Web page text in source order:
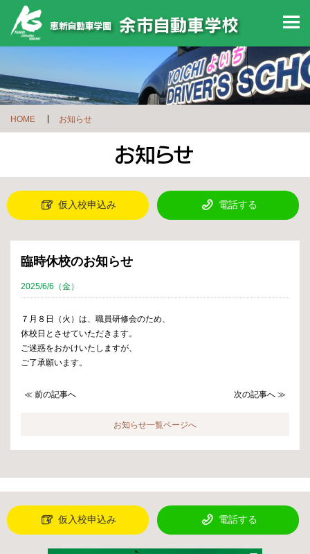
HOME お知らせ
仮入校申込み 電話する
臨時休校のお知らせ
2025/6/6（金）
７月８日（火）は、職員研修会のため、
休校日とさせていただきます。
ご迷惑をおかけいたしますが、
ご了承願います。
≪ 前の記事へ 次の記事へ ≫
お知らせ一覧ページへ
仮入校申込み 電話する